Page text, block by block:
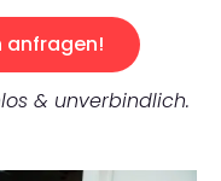
anfragen!
& unverbindlich.